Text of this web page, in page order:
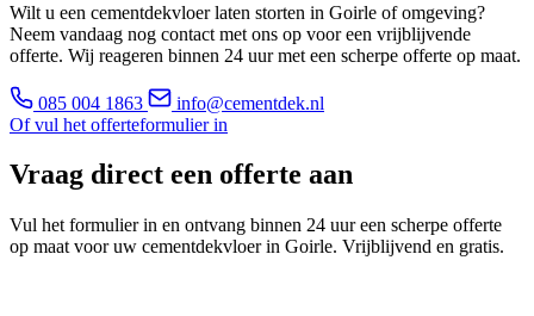
Wilt u een cementdekvloer laten storten in Goirle of omgeving?
Neem vandaag nog contact met ons op voor een vrijblijvende
offerte. Wij reageren binnen 24 uur met een scherpe offerte op maat.
085 004 1863
info@cementdek.nl
Of vul het offerteformulier in
Vraag direct een offerte aan
Vul het formulier in en ontvang binnen 24 uur een scherpe offerte
op maat voor uw cementdekvloer in Goirle. Vrijblijvend en gratis.